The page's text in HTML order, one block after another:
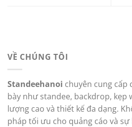
VỀ CHÚNG TÔI
Standeehanoi chuyên cung cấp
bày như standee, backdrop, kẹp
lượng cao và thiết kế đa dạng.
pháp tối ưu cho quảng cáo và